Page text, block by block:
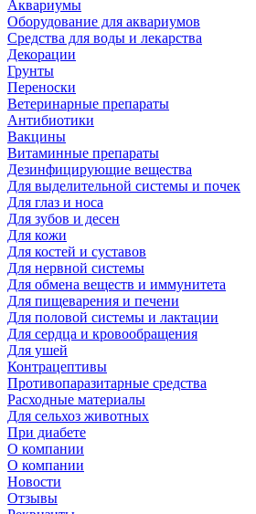
Аквариумы
Оборудование для аквариумов
Средства для воды и лекарства
Декорации
Грунты
Переноски
Ветеринарные препараты
Антибиотики
Вакцины
Витаминные препараты
Дезинфицирующие вещества
Для выделительной системы и почек
Для глаз и носа
Для зубов и десен
Для кожи
Для костей и суставов
Для нервной системы
Для обмена веществ и иммунитета
Для пищеварения и печени
Для половой системы и лактации
Для сердца и кровообращения
Для ушей
Контрацептивы
Противопаразитарные средства
Расходные материалы
Для сельхоз животных
При диабете
О компании
О компании
Новости
Отзывы